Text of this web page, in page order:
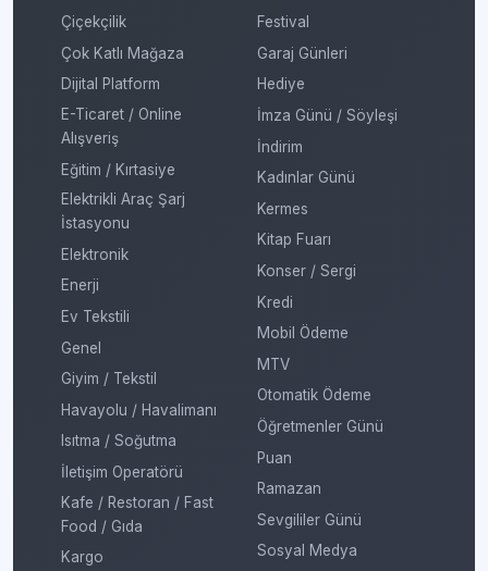
Çiçekçilik
Çok Katlı Mağaza
Dijital Platform
E-Ticaret / Online
Alışveriş
Eğitim / Kırtasiye
Elektrikli Araç Şarj
İstasyonu
Elektronik
Enerji
Ev Tekstili
Genel
Giyim / Tekstil
Havayolu / Havalimanı
Isıtma / Soğutma
İletişim Operatörü
Kafe / Restoran / Fast
Food / Gıda
Kargo
Festival
Garaj Günleri
Hediye
İmza Günü / Söyleşi
İndirim
Kadınlar Günü
Kermes
Kitap Fuarı
Konser / Sergi
Kredi
Mobil Ödeme
MTV
Otomatik Ödeme
Öğretmenler Günü
Puan
Ramazan
Sevgililer Günü
Sosyal Medya